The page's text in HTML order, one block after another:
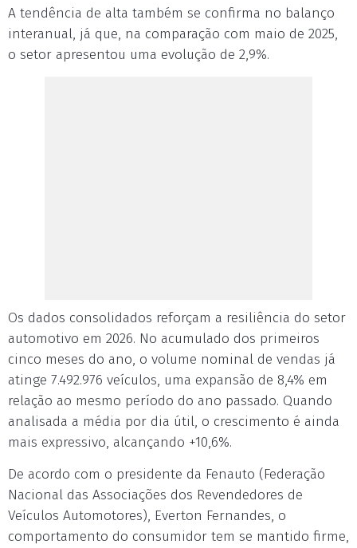
A tendência de alta também se confirma no balanço
interanual, já que, na comparação com maio de 2025,
o setor apresentou uma evolução de 2,9%.
Os dados consolidados reforçam a resiliência do setor
automotivo em 2026. No acumulado dos primeiros
cinco meses do ano, o volume nominal de vendas já
atinge 7.492.976 veículos, uma expansão de 8,4% em
relação ao mesmo período do ano passado. Quando
analisada a média por dia útil, o crescimento é ainda
mais expressivo, alcançando +10,6%.
De acordo com o presidente da Fenauto (Federação
Nacional das Associações dos Revendedores de
Veículos Automotores), Everton Fernandes, o
comportamento do consumidor tem se mantido firme,